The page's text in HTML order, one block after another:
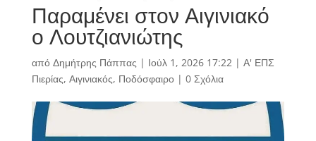
Παραμένει στον Αιγινιακό
ο Λουτζιανιώτης
από Δημήτρης Πάππας | Ιούλ 1, 2026 17:22| Α' ΕΠΣ
Πιερίας, Αιγινιακός, Ποδόσφαιρο| 0 Σχόλια